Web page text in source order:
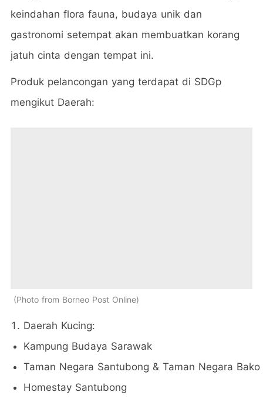
keindahan flora fauna, budaya unik dan
gastronomi setempat akan membuatkan korang
jatuh cinta dengan tempat ini.
Produk pelancongan yang terdapat di SDGp
mengikut Daerah:
Photo from Borneo Post Online
Daerah Kucing:
Kampung Budaya Sarawak
Taman Negara Santubong & Taman Negara Bako
Homestay Santubong